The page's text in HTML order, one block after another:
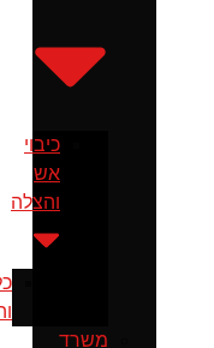
כיבוי
אש
והצלה
משרד